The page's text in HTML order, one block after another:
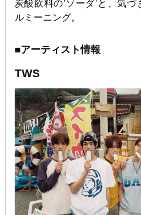
炭酸飲料の’ソーダ’と、気づ
ルミーニング。
■アーティスト情報
TWS